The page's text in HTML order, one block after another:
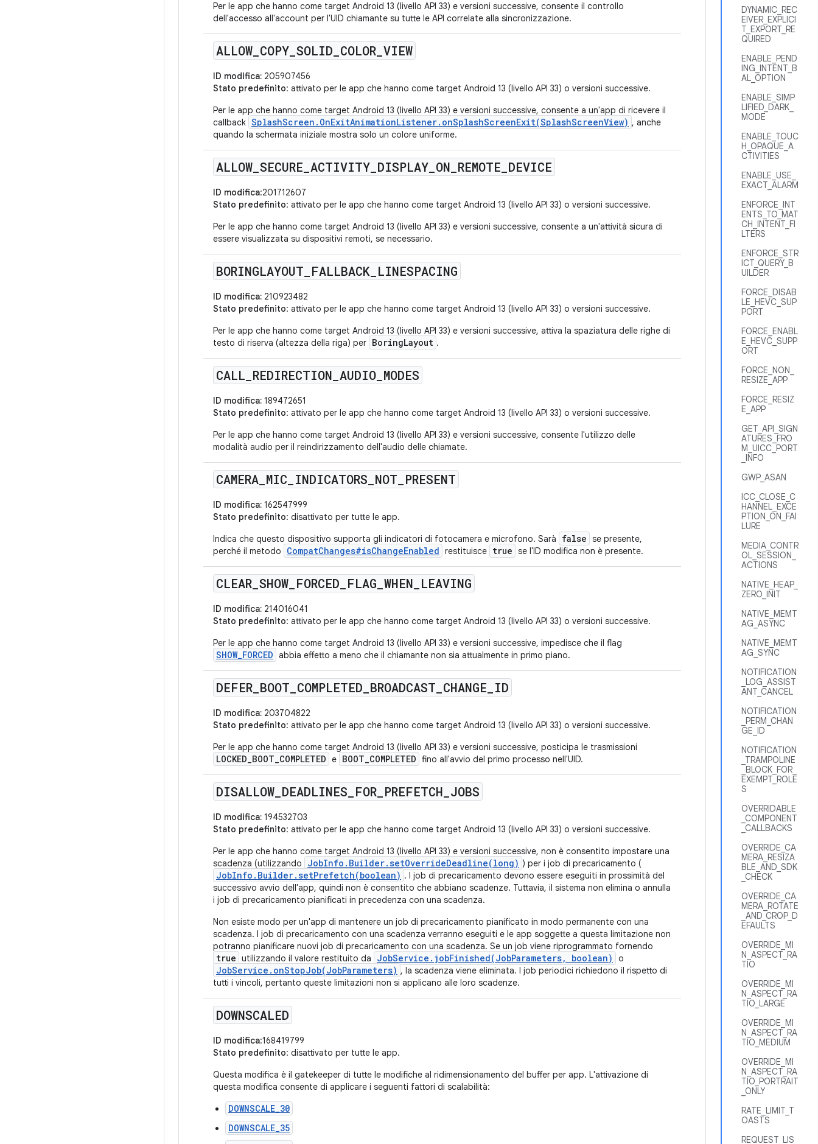
DYNAMIC_REC
EIVER_EXPLICI
T_EXPORT_RE
QUIRED
ENABLE_PEND
ING_INTENT_B
AL_OPTION
ENABLE_SIMP
LIFIED_DARK_
MODE
ENABLE_TOUC
H_OPAQUE_A
CTIVITIES
ENABLE_USE_
EXACT_ALARM
ENFORCE_INT
ENTS_TO_MAT
CH_INTENT_FI
LTERS
ENFORCE_STR
ICT_QUERY_B
UILDER
FORCE_DISAB
LE_HEVC_SUP
PORT
FORCE_ENABL
E_HEVC_SUPP
ORT
FORCE_NON_
RESIZE_APP
FORCE_RESIZ
E_APP
GET_API_SIGN
ATURES_FRO
M_UICC_PORT
_INFO
GWP_ASAN
ICC_CLOSE_C
HANNEL_EXCE
PTION_ON_FAI
LURE
MEDIA_CONTR
OL_SESSION_
ACTIONS
NATIVE_HEAP_
ZERO_INIT
NATIVE_MEMT
AG_ASYNC
NATIVE_MEMT
AG_SYNC
NOTIFICATION
_LOG_ASSIST
ANT_CANCEL
NOTIFICATION
_PERM_CHAN
GE_ID
NOTIFICATION
_TRAMPOLINE
_BLOCK_FOR_
EXEMPT_ROLE
S
OVERRIDABLE
_COMPONENT
_CALLBACKS
OVERRIDE_CA
MERA_RESIZA
BLE_AND_SDK
_CHECK
OVERRIDE_CA
MERA_ROTATE
_AND_CROP_D
EFAULTS
OVERRIDE_MI
N_ASPECT_RA
TIO
OVERRIDE_MI
N_ASPECT_RA
TIO_LARGE
OVERRIDE_MI
N_ASPECT_RA
TIO_MEDIUM
OVERRIDE_MI
N_ASPECT_RA
TIO_PORTRAIT
_ONLY
RATE_LIMIT_T
OASTS
REQUEST_LIS
Per le app che hanno come target Android 13 (livello API 33) e versioni successive, consente il controllo
dell'accesso all'account per l'UID chiamante su tutte le API correlate alla sincronizzazione.
ALLOW COPY SOLID COLOR VIEW
ID modifica: 205907456
Stato predefinito: attivato per le app che hanno come target Android 13 (livello API 33) o versioni successive.
Per le app che hanno come target Android 13 (livello API 33) e versioni successive, consente a un'app di ricevere il
callback SplashScreen.OnExitAnimationListener.onSplashScreenExit(SplashScreenView) , anche
quando la schermata iniziale mostra solo un colore uniforme.
ALLOW SECURE ACTIVITY DISPLAY ON REMOTE DEVICE
ID modifica:201712607
Stato predefinito: attivato per le app che hanno come target Android 13 (livello API 33) o versioni successive.
Per le app che hanno come target Android 13 (livello API 33) e versioni successive, consente a un'attività sicura di
essere visualizzata su dispositivi remoti, se necessario.
BORINGLAYOUT FALLBACK LINESPACING
ID modifica: 210923482
Stato predefinito: attivato per le app che hanno come target Android 13 (livello API 33) o versioni successive.
Per le app che hanno come target Android 13 (livello API 33) e versioni successive, attiva la spaziatura delle righe di
testo di riserva (altezza della riga) per BoringLayout .
CALL REDIRECTION AUDIO MODES
ID modifica: 189472651
Stato predefinito: attivato per le app che hanno come target Android 13 (livello API 33) o versioni successive.
Per le app che hanno come target Android 13 (livello API 33) e versioni successive, consente l'utilizzo delle
modalità audio per il reindirizzamento dell'audio delle chiamate.
CAMERA MIC INDICATORS NOT PRESENT
ID modifica: 162547999
Stato predefinito: disattivato per tutte le app.
Indica che questo dispositivo supporta gli indicatori di fotocamera e microfono. Sarà
false se presente,
perché il metodo
CompatChanges#isChangeEnabled restituisce true se l'ID modifica non è presente.
CLEAR SHOW FORCED FLAG WHEN LEAVING
ID modifica: 214016041
Stato predefinito: attivato per le app che hanno come target Android 13 (livello API 33) o versioni successive.
Per le app che hanno come target Android 13 (livello API 33) e versioni successive, impedisce che il flag
SHOW_FORCED abbia effetto a meno che il chiamante non sia attualmente in primo piano.
DEFER BOOT COMPLETED BROADCAST CHANGE ID
ID modifica: 203704822
Stato predefinito: attivato per le app che hanno come target Android 13 (livello API 33) o versioni successive.
Per le app che hanno come target Android 13 (livello API 33) e versioni successive, posticipa le trasmissioni
LOCKED_BOOT_COMPLETED e BOOT_COMPLETED fino all'avvio del primo processo nell'UID.
DISALLOW DEADLINES FOR PREFETCH JOBS
ID modifica: 194532703
Stato predefinito: attivato per le app che hanno come target Android 13 (livello API 33) o versioni successive.
Per le app che hanno come target Android 13 (livello API 33) e versioni successive, non è consentito impostare una
scadenza (utilizzando
JobInfo.Builder.setOverrideDeadline(long) ) per i job di precaricamento (
JobInfo.Builder.setPrefetch(boolean) . I job di precaricamento devono essere eseguiti in prossimità del
successivo avvio dell'app, quindi non è consentito che abbiano scadenze. Tuttavia, il sistema non elimina o annulla
i job di precaricamento pianificati in precedenza con una scadenza.
Non esiste modo per un'app di mantenere un job di precaricamento pianificato in modo permanente con una
scadenza. I job di precaricamento con una scadenza verranno eseguiti e le app soggette a questa limitazione non
potranno pianificare nuovi job di precaricamento con una scadenza. Se un job viene riprogrammato fornendo
true utilizzando il valore restituito da JobService.jobFinished(JobParameters, boolean) o
JobService.onStopJob(JobParameters) , la scadenza viene eliminata. I job periodici richiedono il rispetto di
tutti i vincoli, pertanto queste limitazioni non si applicano alle loro scadenze.
DOWNSCALED
ID modifica:168419799
Stato predefinito: disattivato per tutte le app.
Questa modifica è il gatekeeper di tutte le modifiche al ridimensionamento del buffer per app. L'attivazione di
questa modifica consente di applicare i seguenti fattori di scalabilità:
DOWNSCALE_30
DOWNSCALE_35